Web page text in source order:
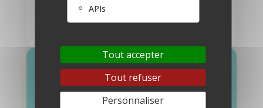
APIs
Tout accepter
Tout refuser
Personnaliser
Délivrés après consultation ou sur ordonnance
valide.